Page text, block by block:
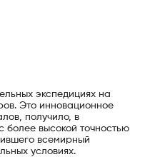
экспедициях на
Это инновационное
получило, в
более высокой точностью
всемирный
условиях.